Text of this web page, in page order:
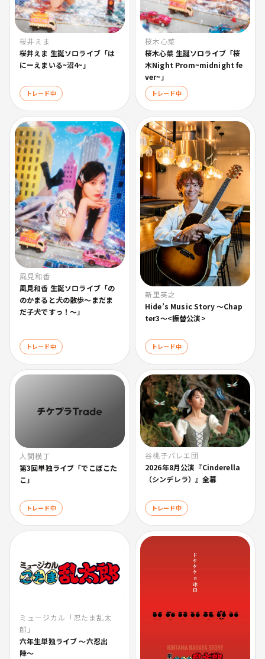
桜井えま
桜井えま 生誕ソロライブ「は
にーえまいる~沼4~」
トレード中
桜木心菜
桜木心菜 生誕ソロライブ「桜
木Night Prom~midnight fe
ver~」
トレード中
風見和香
風見和香 生誕ソロライブ「の
のかまると犬の散歩〜まだま
だ子犬ですっ！〜」
トレード中
新里英之
Hide’s Music Story 〜Chap
ter3〜<振替公演>
トレード中
人間横丁
第3回単独ライブ「でこぼこた
こ」
トレード中
谷桃子バレエ団
2026年8月公演『Cinderella
（シンデレラ）』全幕
トレード中
ミュージカル「忍たま乱太
郎」
六年生単独ライブ 〜六忍出
陣〜